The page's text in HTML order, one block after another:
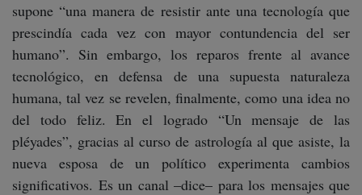
supone “una manera de resistir ante una tecnología que
prescindía cada vez con mayor contundencia del ser
humano”. Sin embargo, los reparos frente al avance
tecnológico, en defensa de una supuesta naturaleza
humana, tal vez se revelen, finalmente, como una idea no
del todo feliz. En el logrado “Un mensaje de las
pléyades”, gracias al curso de astrología al que asiste, la
nueva esposa de un político experimenta cambios
significativos. Es un canal –dice– para los mensajes que